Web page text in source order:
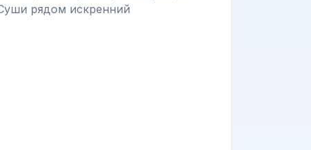
рядом искренний